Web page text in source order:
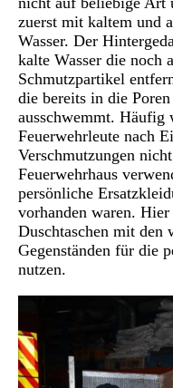
zuerst mit kaltem und
Wasser. Der
kalte Wasser die noch
Schmutzpartikel
die bereits in die
ausschwemmt. Häufig
Feuerwehrleute nach
Verschmutzungen
Feuerwehrhaus
persönliche
vorhanden waren. Hier
Duschtaschen mit den
Gegenständen für die
nutzen.